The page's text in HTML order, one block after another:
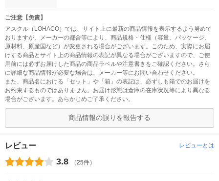
ご注意【免責】
アスクル（LOHACO）では、サイト上に最新の商品情報を表示するよう努めて
おりますが、メーカーの都合等により、商品規格・仕様（容量、パッケージ、
原材料、原産国など）が変更される場合がございます。このため、実際にお届
けする商品とサイト上の商品情報の表記が異なる場合がございますので、ご使
用前には必ずお届けした商品の商品ラベルや注意書きをご確認ください。さら
に詳細な商品情報が必要な場合は、メーカー等にお問い合わせください。
また、商品名における「セット」や「箱」の表記は、必ずしも箱でのお届けを
お約束するものではありません。お届け形態は倉庫の在庫状況等により異なる
場合がございます。あらかじめご了承ください。
商品情報の誤りを報告する
レビュー レビューとは
3.8 （25件）